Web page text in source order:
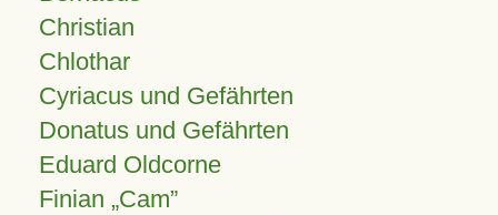
Christian
Chlothar
Cyriacus und Gefährten
Donatus und Gefährten
Eduard Oldcorne
Finian Cam